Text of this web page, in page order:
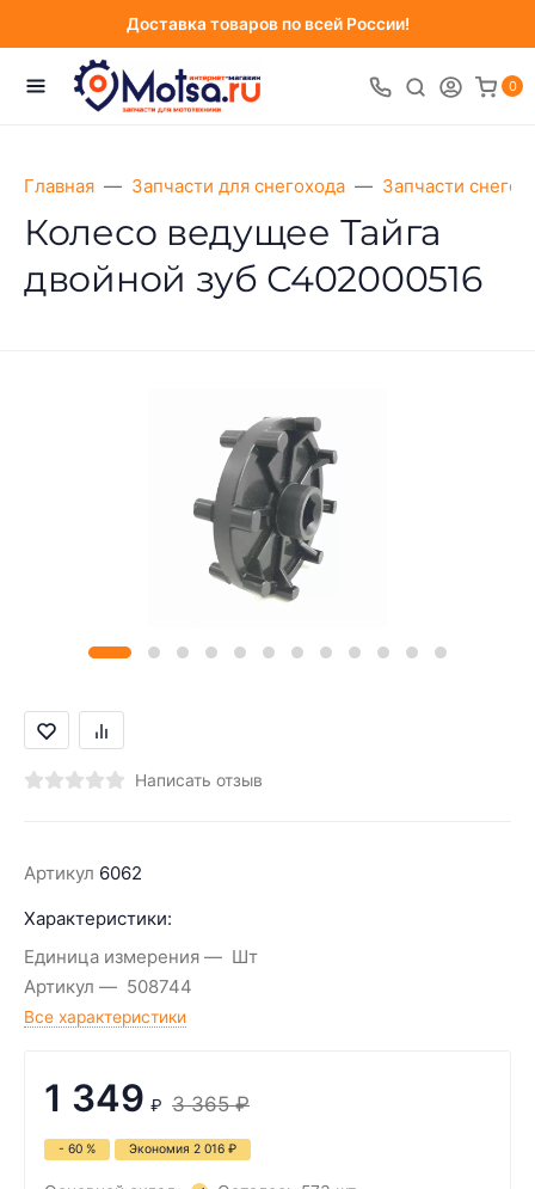
Доставка товаров по всей России!
0
Главная Запчасти для снегохода Запчасти
Колесо ведущее Тайга
двойной зуб С402000516
Написать отзыв
Артикул 6062
Характеристики:
Единица измерения
Шт
Артикул
508744
Все характеристики
1 349 ₽ 3 365 ₽
- 60 % Экономия 2 016 ₽